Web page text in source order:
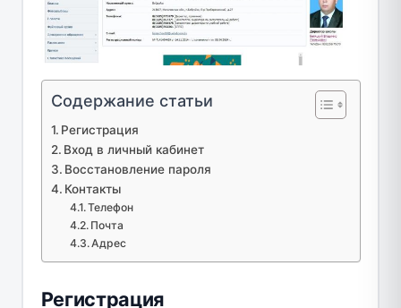
Содержание статьи
Регистрация
Вход в личный кабинет
Восстановление пароля
Контакты
Телефон
Почта
Адрес
Регистрация